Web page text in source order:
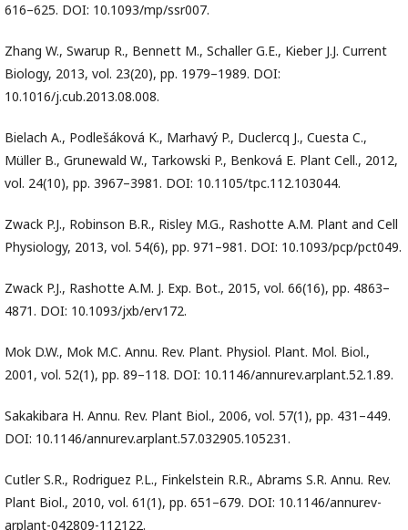
616–625. DOI: 10.1093/mp/ssr007.
Zhang W., Swarup R., Bennett M., Schaller G.E., Kieber J.J. Current
Biology, 2013, vol. 23(20), pp. 1979–1989. DOI:
10.1016/j.cub.2013.08.008.
Bielach A., Podlešáková K., Marhavý P., Duclercq J., Cuesta C.,
Müller B., Grunewald W., Tarkowski P., Benková E. Plant Cell., 2012,
vol. 24(10), pp. 3967–3981. DOI: 10.1105/tpc.112.103044.
Zwack P.J., Robinson B.R., Risley M.G., Rashotte A.M. Plant and Cell
Physiology, 2013, vol. 54(6), pp. 971–981. DOI: 10.1093/pcp/pct049.
Zwack P.J., Rashotte A.M. J. Exp. Bot., 2015, vol. 66(16), pp. 4863–
4871. DOI: 10.1093/jxb/erv172.
Mok D.W., Mok M.C. Annu. Rev. Plant. Physiol. Plant. Mol. Biol.,
2001, vol. 52(1), pp. 89–118. DOI: 10.1146/annurev.arplant.52.1.89.
Sakakibara H. Annu. Rev. Plant Biol., 2006, vol. 57(1), pp. 431–449.
DOI: 10.1146/annurev.arplant.57.032905.105231.
Cutler S.R., Rodriguez P.L., Finkelstein R.R., Abrams S.R. Annu. Rev.
Plant Biol., 2010, vol. 61(1), pp. 651–679. DOI: 10.1146/annurev-
arplant-042809-112122.